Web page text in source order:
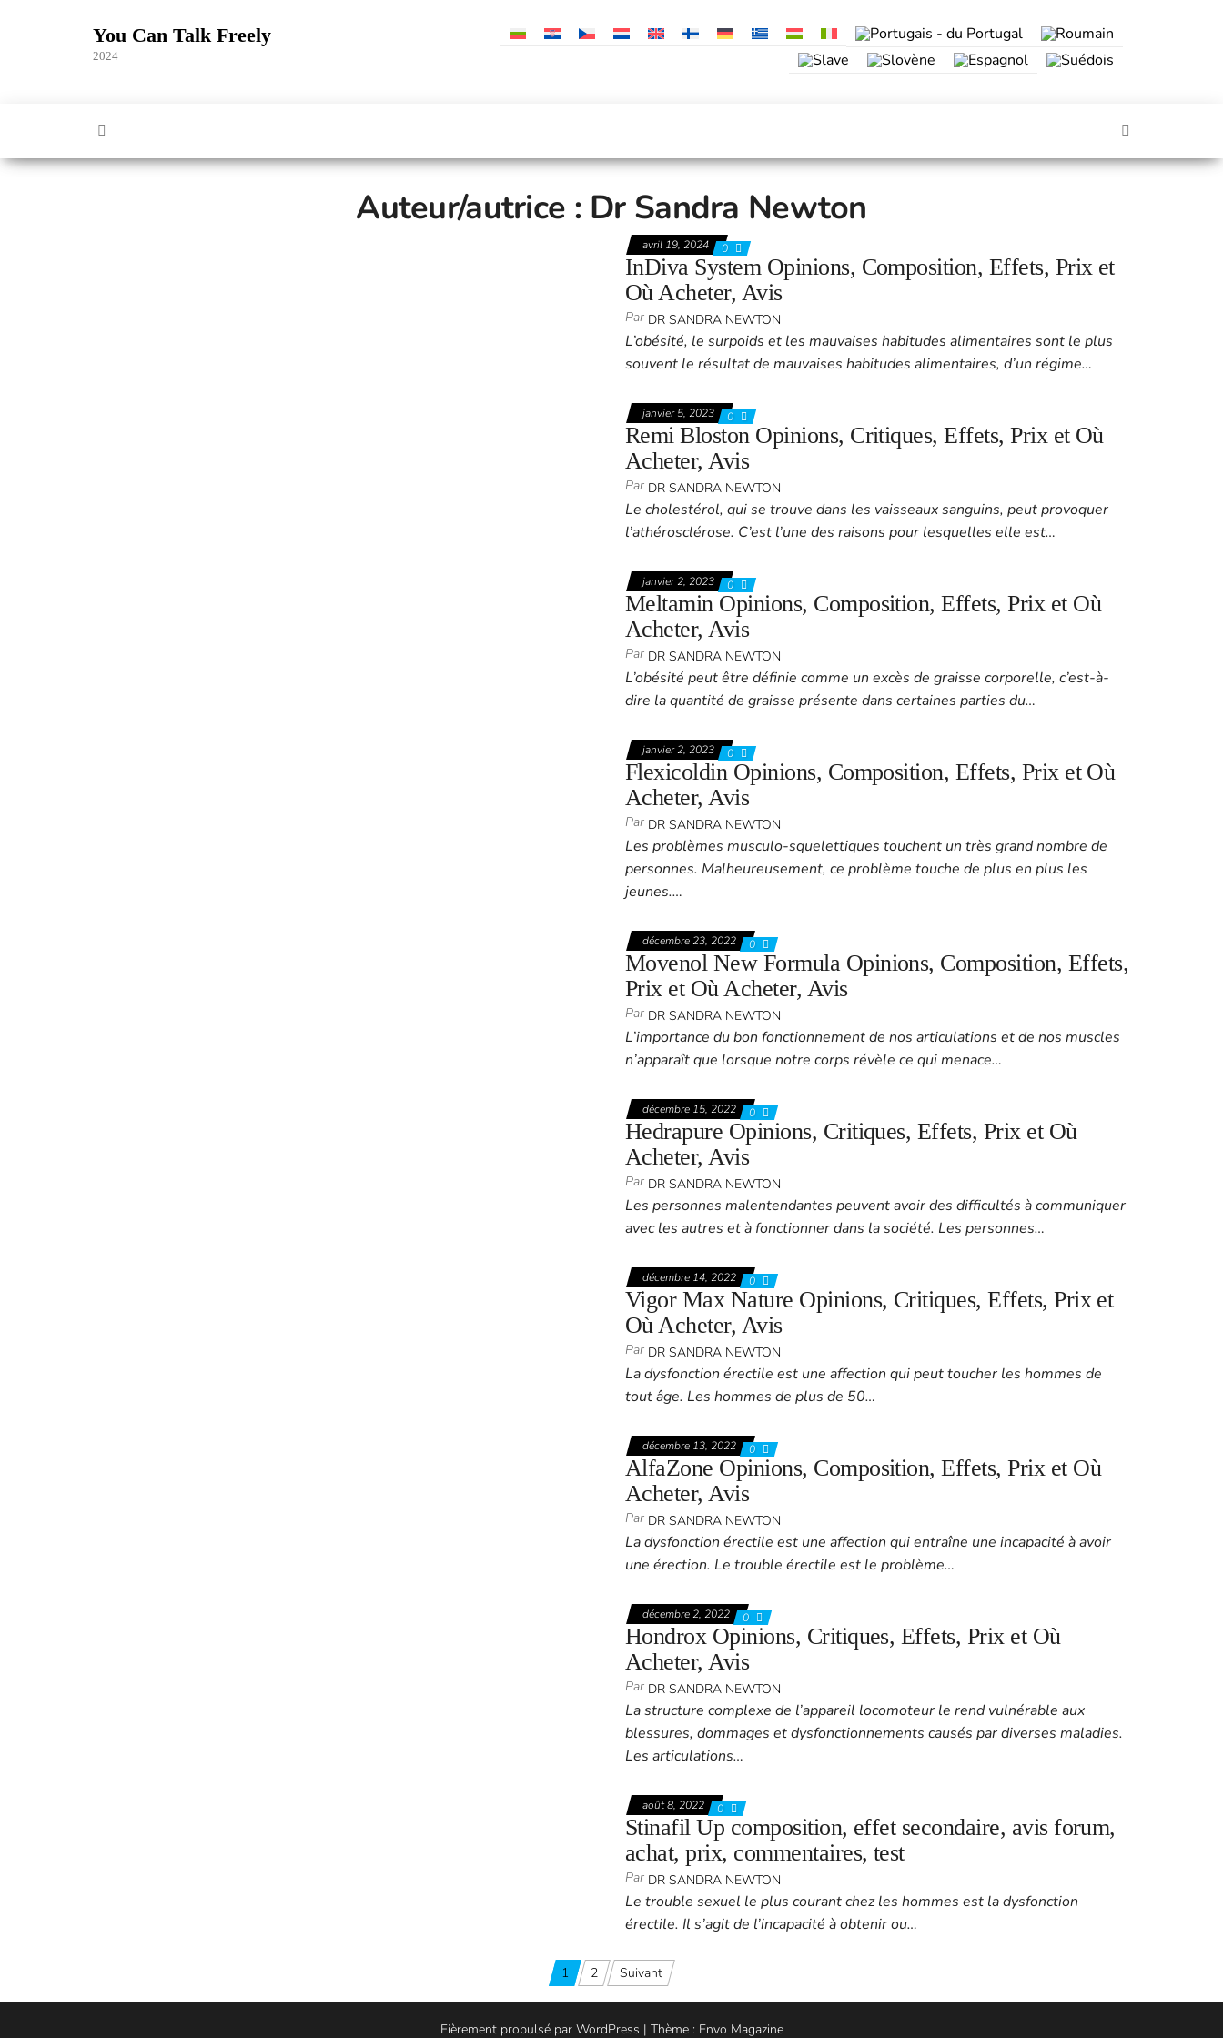
You Can Talk Freely
2024
Auteur/autrice : Dr Sandra Newton
avril 19, 2024 0
InDiva System Opinions, Composition, Effets, Prix et
Où Acheter, Avis
Par DR SANDRA NEWTON
L’obésité, le surpoids et les mauvaises habitudes alimentaires sont le plus
souvent le résultat de mauvaises habitudes alimentaires, d’un régime…
janvier 5, 2023 0
Remi Bloston Opinions, Critiques, Effets, Prix et Où
Acheter, Avis
Par DR SANDRA NEWTON
Le cholestérol, qui se trouve dans les vaisseaux sanguins, peut provoquer
l’athérosclérose. C’est l’une des raisons pour lesquelles elle est…
janvier 2, 2023 0
Meltamin Opinions, Composition, Effets, Prix et Où
Acheter, Avis
Par DR SANDRA NEWTON
L’obésité peut être définie comme un excès de graisse corporelle, c’est-à-
dire la quantité de graisse présente dans certaines parties du…
janvier 2, 2023 0
Flexicoldin Opinions, Composition, Effets, Prix et Où
Acheter, Avis
Par DR SANDRA NEWTON
Les problèmes musculo-squelettiques touchent un très grand nombre de
personnes. Malheureusement, ce problème touche de plus en plus les
jeunes.…
décembre 23, 2022 0
Movenol New Formula Opinions, Composition, Effets,
Prix et Où Acheter, Avis
Par DR SANDRA NEWTON
L’importance du bon fonctionnement de nos articulations et de nos muscles
n’apparaît que lorsque notre corps révèle ce qui menace…
décembre 15, 2022 0
Hedrapure Opinions, Critiques, Effets, Prix et Où
Acheter, Avis
Par DR SANDRA NEWTON
Les personnes malentendantes peuvent avoir des difficultés à communiquer
avec les autres et à fonctionner dans la société. Les personnes…
décembre 14, 2022 0
Vigor Max Nature Opinions, Critiques, Effets, Prix et
Où Acheter, Avis
Par DR SANDRA NEWTON
La dysfonction érectile est une affection qui peut toucher les hommes de
tout âge. Les hommes de plus de 50…
décembre 13, 2022 0
AlfaZone Opinions, Composition, Effets, Prix et Où
Acheter, Avis
Par DR SANDRA NEWTON
La dysfonction érectile est une affection qui entraîne une incapacité à avoir
une érection. Le trouble érectile est le problème…
décembre 2, 2022 0
Hondrox Opinions, Critiques, Effets, Prix et Où
Acheter, Avis
Par DR SANDRA NEWTON
La structure complexe de l’appareil locomoteur le rend vulnérable aux
blessures, dommages et dysfonctionnements causés par diverses maladies.
Les articulations…
août 8, 2022 0
Stinafil Up composition, effet secondaire, avis forum,
achat, prix, commentaires, test
Par DR SANDRA NEWTON
Le trouble sexuel le plus courant chez les hommes est la dysfonction
érectile. Il s’agit de l’incapacité à obtenir ou…
des
1 2 Suivant
Fièrement propulsé par WordPress | Thème : Envo Magazine